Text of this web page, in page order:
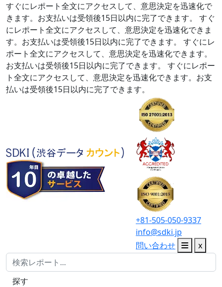
すぐにレポート全文にアクセスして、意思決定を迅速化で
きます。お支払いは受領後15日以内に完了できます。
すぐ
にレポート全文にアクセスして、意思決定を迅速化できま
す。お支払いは受領後15日以内に完了できます。
すぐにレ
ポート全文にアクセスして、意思決定を迅速化できます。
お支払いは受領後15日以内に完了できます。
すぐにレポー
ト全文にアクセスして、意思決定を迅速化できます。お支
払いは受領後15日以内に完了できます。
+81-505-050-9337
info@sdki.jp
問い合わせ
x
探す